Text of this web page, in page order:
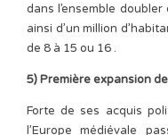
dans l’ensemble
ainsi d’un million
de 8 à 15 ou 16 .
5) Première expansion de
Forte de ses acquis
l’Europe médiévale